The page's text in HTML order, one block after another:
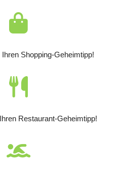
Shopping-Geheimtipp!
Restaurant-Geheimtipp!